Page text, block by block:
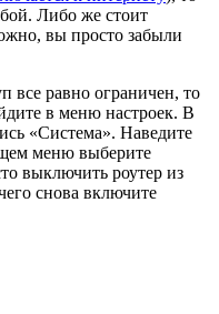
Либо же стоит
вы просто забыли
все равно ограничен, то
в меню настроек. В
«Система». Наведите
меню выберите
выключить роутер из
снова включите